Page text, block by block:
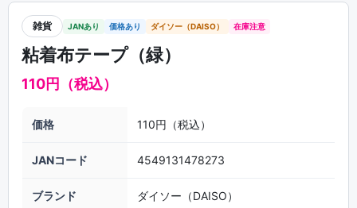
雑貨 JANあり 価格あり ダイソー（DAISO） 在庫注意
粘着布テープ（緑）
110円（税込）
価格 110円（税込）
JANコード 4549131478273
ブランド ダイソー（DAISO）